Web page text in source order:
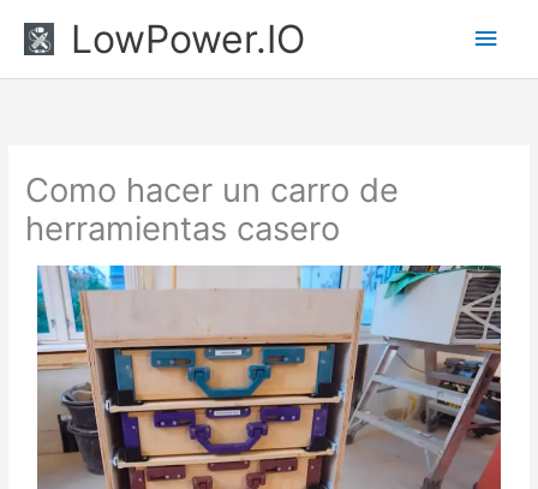
LowPower.IO
Como hacer un carro de
herramientas casero